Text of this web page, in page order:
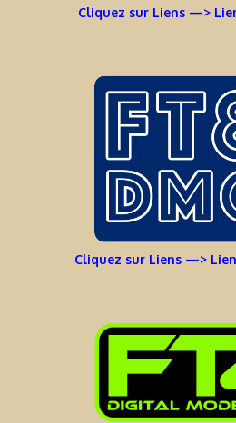
Cliquez sur Liens —>
Cliquez sur Liens —>